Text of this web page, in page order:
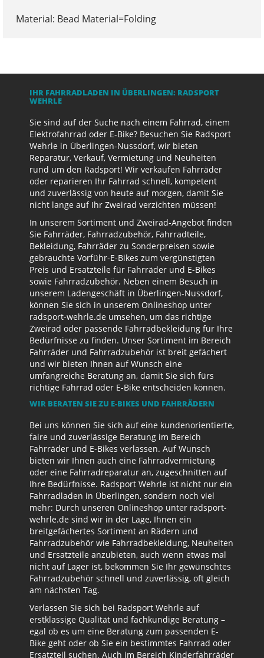
Material: Bead Material=Folding
IHR FAHRRADLADEN IN ÜBERLINGEN: RADSPORT
WEHRLE
Sie sind auf der Suche nach einem Fahrrad, einem
Elektrofahrrad oder E-Bike? Besuchen Sie Radsport
Wehrle in Überlingen-Nussdorf, wir bieten
Reparatur, Verkauf, Vermietung und Neuheiten
rund um den Radsport! Wir verkaufen Fahrräder
oder reparieren Ihr Fahrrad schnell, kompetent
und zuverlässig von heute auf morgen, damit Sie
nicht lange auf Ihr Zweirad verzichten müssen!
In unserem Sortiment und Zweirad-Angebot finden
Sie Fahrräder, Fahrradzubehör, Fahrradteile,
Bekleidung, Fahrräder zu Sonderpreisen sowie
gebrauchte Vorführ-E-Bikes zum vergünstigten
Preis und Ersatzteile für Fahrräder und E-Bikes
sowie Fahrradzubehör. Neben einem Besuch in
unserem Ladengeschäft in Überlingen-Nussdorf,
können Sie sich in unserem Onlineshop unter
radsport-wehrle.de umsehen, um das richtige
Zweirad oder passende Fahrradbekleidung für Ihre
Bedürfnisse zu finden. Unser Sortiment im Bereich
Fahrräder und Fahrradzubehör ist breit gefächert
und wir bieten Ihnen auf Wunsch eine
umfangreiche Beratung an, damit Sie sich fürs
richtige Fahrrad oder E-Bike entscheiden können.
WIR BERATEN SIE ZU E-BIKES UND FAHRRÄDERN
Bei uns können Sie sich auf eine kundenorientierte,
faire und zuverlässige Beratung im Bereich
Fahrräder und E-Bikes verlassen. Auf Wunsch
bieten wir Ihnen auch eine Fahrradvermietung
oder eine Fahrradreparatur an, zugeschnitten auf
Ihre Bedürfnisse. Radsport Wehrle ist nicht nur ein
Fahrradladen in Überlingen, sondern noch viel
mehr: Durch unseren Onlineshop unter radsport-
wehrle.de sind wir in der Lage, Ihnen ein
breitgefächertes Sortiment an Rädern und
Fahrradzubehör wie Fahrradbekleidung, Neuheiten
und Ersatzteile anzubieten, auch wenn etwas mal
nicht auf Lager ist, bekommen Sie Ihr gewünschtes
Fahrradzubehör schnell und zuverlässig, oft gleich
am nächsten Tag.
Verlassen Sie sich bei Radsport Wehrle auf
erstklassige Qualität und fachkundige Beratung –
egal ob es um eine Beratung zum passenden E-
Bike geht oder ob Sie ein bestimmtes Fahrrad oder
Ersatzteil suchen. Auch im Bereich Kinderfahrräder